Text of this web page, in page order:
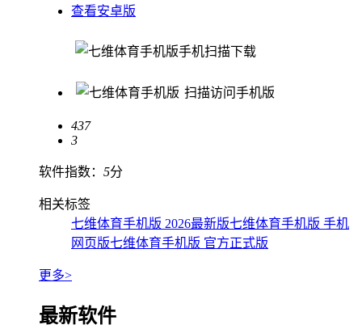
查看安卓版
手机扫描下载
扫描访问手机版
437
3
软件指数： 5分
相关标签
七维体育手机版 2026最新版七维体育手机版 手机
网页版七维体育手机版 官方正式版
更多>
最新软件